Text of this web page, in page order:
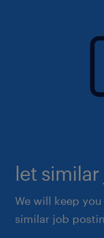
let
We will keep
similar job